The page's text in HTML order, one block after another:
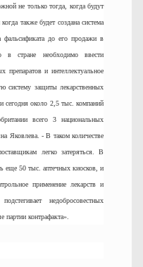
не только тогда, когда будут
также будет создана система
фальсификата до его продажи в
в стране необходимо ввести
препаратов и интеллектуальное
систему защиты лекарственных
около 2,5 тыс. компаний
всего 3 национальных
Яковлева. - В таком количестве
легко затеряться. В
еще 50 тыс. аптечных киосков, и
применение лекарств и
недобросовестных
контрафакта».